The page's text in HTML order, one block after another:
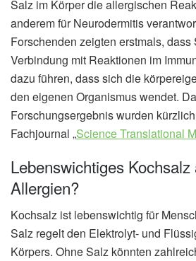
Salz im Körper die allergischen
anderem für Neurodermitis
Forschenden zeigten erstmals, dass
Verbindung mit Reaktionen im
dazu führen, dass sich die
den eigenen Organismus wendet.
Forschungsergebnis wurden
Fachjournal „Science Translational
Lebenswichtiges
Allergien?
Kochsalz ist lebenswichtig für
Salz regelt den Elektrolyt- und
Körpers. Ohne Salz könnten